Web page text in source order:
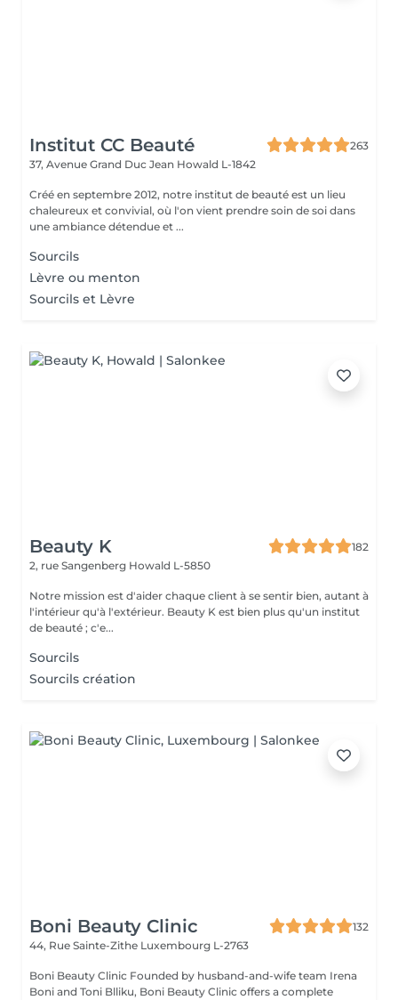
Institut CC Beauté
263
37, Avenue Grand Duc Jean Howald L-1842
Créé en septembre 2012, notre institut de beauté est un lieu
chaleureux et convivial, où l'on vient prendre soin de soi dans
une ambiance détendue et ...
Sourcils
Lèvre ou menton
Sourcils et Lèvre
Beauty K
182
2, rue Sangenberg Howald L-5850
Notre mission est d'aider chaque client à se sentir bien, autant à
l'intérieur qu'à l'extérieur. Beauty K est bien plus qu'un institut
de beauté ; c'e...
Sourcils
Sourcils création
Boni Beauty Clinic
132
44, Rue Sainte-Zithe Luxembourg L-2763
Boni Beauty Clinic Founded by husband-and-wife team Irena
Boni and Toni Blliku, Boni Beauty Clinic offers a complete